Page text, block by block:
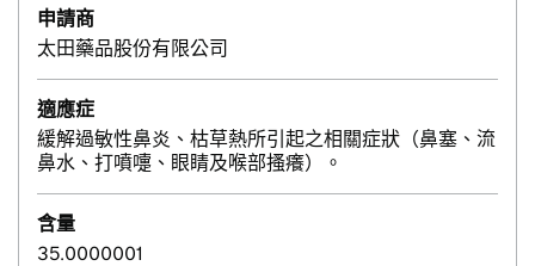
申請商
太田藥品股份有限公司
適應症
緩解過敏性鼻炎、枯草熱所引起之相關症狀（鼻塞、流
鼻水、打噴嚏、眼睛及喉部搔癢）。
含量
35.0000001